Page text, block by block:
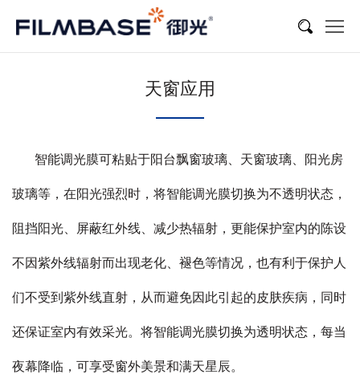
天窗应用
智能调光膜可粘贴于阳台飘窗玻璃、天窗玻璃、阳光房
玻璃等，在阳光强烈时，将智能调光膜切换为不透明状态，
阻挡阳光、屏蔽红外线、减少热辐射，更能保护室内的陈设
不因紫外线辐射而出现老化、褪色等情况，也有利于保护人
们不受到紫外线直射，从而避免因此引起的皮肤疾病，同时
还保证室内有效采光。将智能调光膜切换为透明状态，每当
夜幕降临，可享受窗外美景和满天星辰。